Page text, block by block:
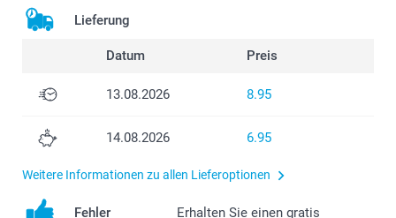
Lieferung
Datum Preis
13.08.2026 8.95
14.08.2026 6.95
Weitere Informationen zu allen Lieferoptionen
Fehler
Erhalten Sie einen gratis